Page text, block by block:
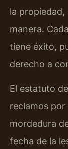
la propiedad,
manera.
tiene éxito,
derecho a
El estatuto
reclamos
mordedura
fecha de la